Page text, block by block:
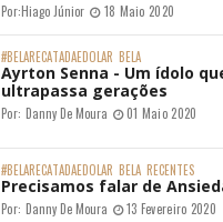
Por:Hiago Júnior 18 Maio 2020
#BELARECATADAEDOLAR BELA
Ayrton Senna - Um ídolo
ultrapassa gerações
Por: Danny De Moura 01 Maio 2020
#BELARECATADAEDOLAR BELA RECENTES
Precisamos falar de
Por: Danny De Moura 13 Fevereiro 2020